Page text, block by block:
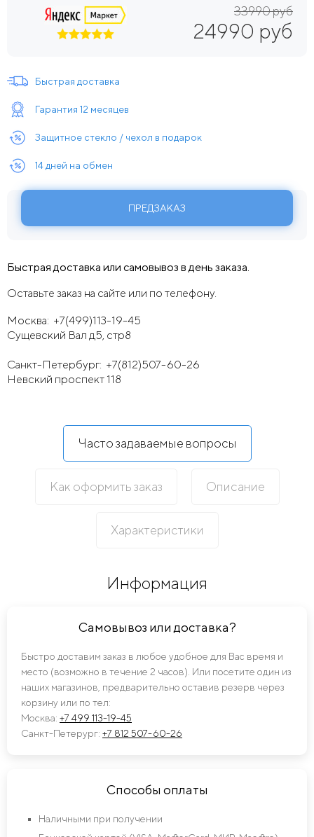
33990 руб
24990 руб
Быстрая доставка
Гарантия 12 месяцев
Защитное стекло / чехол в подарок
14 дней на обмен
ПРЕДЗАКАЗ
Быстрая доставка или самовывоз в день заказа.
Оставьте заказ на сайте или по телефону.
Москва: +7(499)113-19-45
Сущевский Вал д5, стр8
Санкт-Петербург: +7(812)507-60-26
Невский проспект 118
Часто задаваемые вопросы
Как оформить заказ Описание
Характеристики
Информация
Самовывоз или доставка?
Быстро доставим заказ в любое удобное для Вас время и
место (возможно в течение 2 часов). Или посетите один из
наших магазинов, предварительно оставив резерв через
корзину или по тел:
Москва: +7 499 113-19-45
Санкт-Петерург: +7 812 507-60-26
Способы оплаты
Наличными при получении